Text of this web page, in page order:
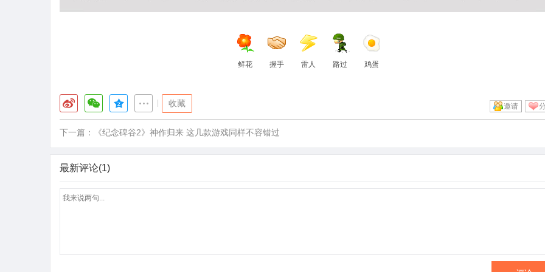
鲜花 握手 雷人 路过 鸡蛋
收藏 邀请
下一篇： 《纪念碑谷2》神作归来 这几款游戏同样不容错过
最新评论(1)